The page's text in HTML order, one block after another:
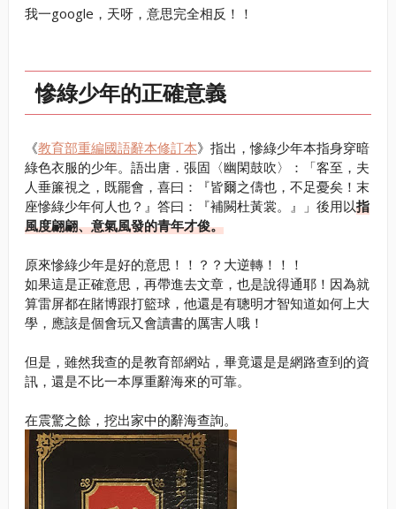
我一google，天呀，意思完全相反！！
慘綠少年的正確意義
《教育部重編國語辭本修訂本》指出，慘綠少年本指身穿暗
綠色衣服的少年。語出唐．張固〈幽閑鼓吹〉：「客至，夫
人垂簾視之，既罷會，喜曰：『皆爾之儔也，不足憂矣！末
座慘綠少年何人也？』答曰：『補闕杜黃裳。』」後用以指
風度翩翩、意氣風發的青年才俊。
原來慘綠少年是好的意思！！？？大逆轉！！！
如果這是正確意思，再帶進去文章，也是說得通耶！因為就
算雷屏都在賭博跟打籃球，他還是有聰明才智知道如何上大
學，應該是個會玩又會讀書的厲害人哦！
但是，雖然我查的是教育部網站，畢竟還是是網路查到的資
訊，還是不比一本厚重辭海來的可靠。
在震驚之餘，挖出家中的辭海查詢。